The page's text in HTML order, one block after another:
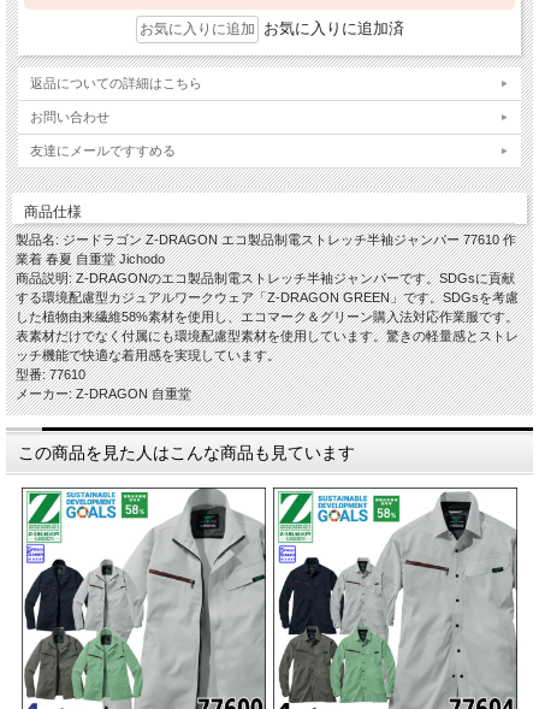
お気に入りに追加済
返品についての詳細はこちら
お問い合わせ
友達にメールですすめる
商品仕様
製品名: ジードラゴン Z-DRAGON エコ製品制電ストレッチ半袖ジャンパー 77610 作
業着 春夏 自重堂 Jichodo
商品説明: Z-DRAGONのエコ製品制電ストレッチ半袖ジャンパーです。SDGsに貢献
する環境配慮型カジュアルワークウェア「Z-DRAGON GREEN」です。SDGsを考慮
した植物由来繊維58%素材を使用し、エコマーク＆グリーン購入法対応作業服です。
表素材だけでなく付属にも環境配慮型素材を使用しています。驚きの軽量感とストレ
ッチ機能で快適な着用感を実現しています。
型番: 77610
メーカー: Z-DRAGON 自重堂
この商品を見た人はこんな商品も見ています